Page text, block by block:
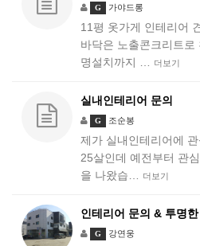
G 가야드롱
11평 옷가게 인테리어
바닥은 노출콘크리트
명설치까지 …
더보기
실내인테리어 문의
G 조순봉
제가 실내인테리어에
25살인데 예전부터 관
을 나왔습…
더보기
인테리어 문의 & 투명
G 강연웅